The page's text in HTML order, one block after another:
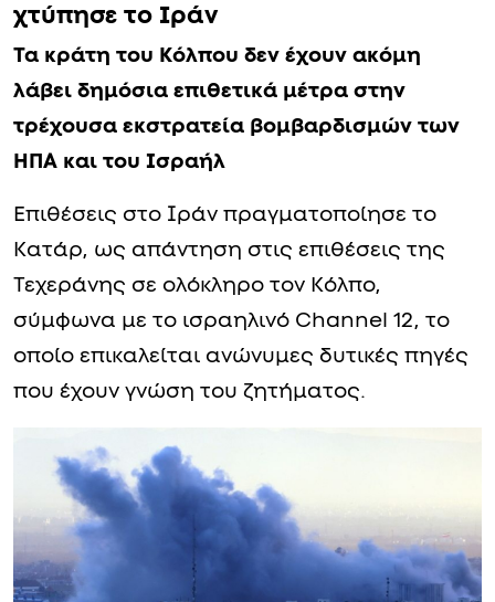
χτύπησε το Ιράν
Τα κράτη του Κόλπου δεν έχουν ακόμη
λάβει δημόσια επιθετικά μέτρα στην
τρέχουσα εκστρατεία βομβαρδισμών των
ΗΠΑ και του Ισραήλ
Επιθέσεις στο Ιράν πραγματοποίησε το
Κατάρ, ως απάντηση στις επιθέσεις της
Τεχεράνης σε ολόκληρο τον Κόλπο,
σύμφωνα με το ισραηλινό Channel 12, το
οποίο επικαλείται ανώνυμες δυτικές πηγές
που έχουν γνώση του ζητήματος.